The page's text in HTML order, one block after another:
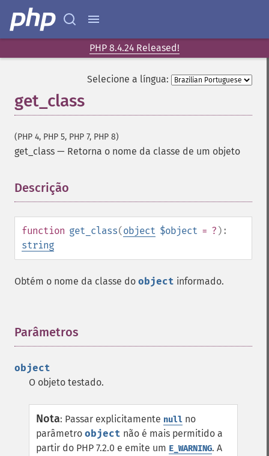
PHP 8.4.24 Released!
Selecione a língua:
get_class
(PHP 4, PHP 5, PHP 7, PHP 8)
get_class — Retorna o nome da classe de um objeto
Descrição
function get_class(object $object = ? ):
string
Obtém o nome da classe do object informado.
Parâmetros
object
O objeto testado.
Nota: Passar explicitamente null no
parâmetro object não é mais permitido a
partir do PHP 7.2.0 e emite um E_WARNING. A